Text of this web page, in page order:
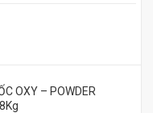
OXY – POWDER